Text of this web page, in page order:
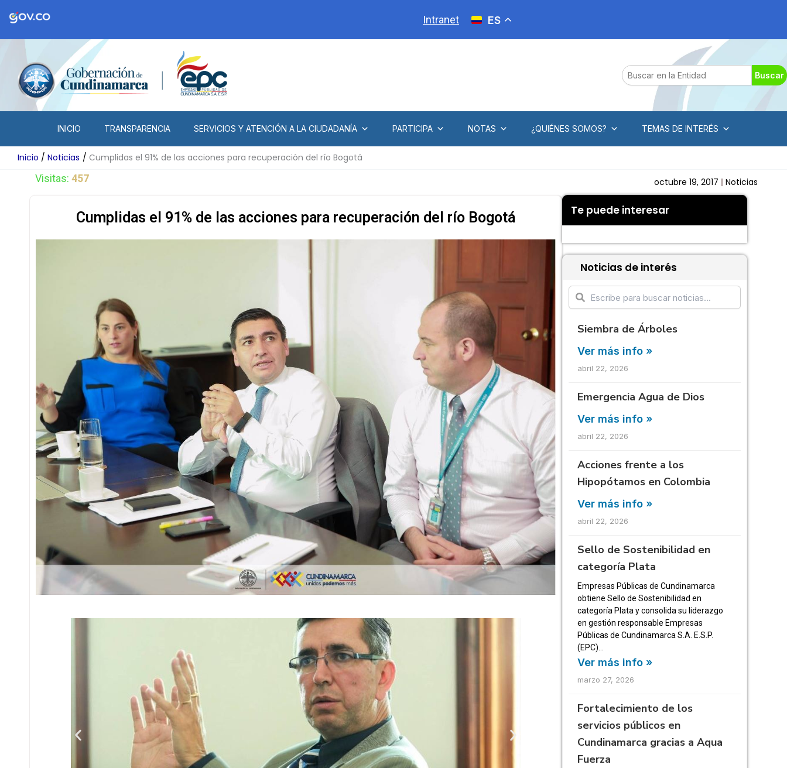
contenido
Intranet ES
Search Buscar
INICIO TRANSPARENCIA SERVICIOS Y ATENCIÓN A LA CIUDADANÍA PARTICIPA NOTAS ¿QUIÉNES SOMOS? TEMAS DE INTERÉS
Inicio Noticias Cumplidas el 91% de las acciones para recuperación del río Bogotá
Visitas: 457 octubre 19, 2017 Noticias
Cumplidas el 91% de las acciones para recuperación del río Bogotá Te puede interesar
Noticias de interés
Siembra de Árboles
Ver más info »
abril 22, 2026
Emergencia Agua de Dios
Ver más info »
abril 22, 2026
Acciones frente a los
Hipopótamos en Colombia
Ver más info »
abril 22, 2026
Sello de Sostenibilidad en
categoría Plata
Empresas Públicas de Cundinamarca
obtiene Sello de Sostenibilidad en
categoría Plata y consolida su liderazgo
en gestión responsable Empresas
Públicas de Cundinamarca S.A. E.S.P.
(EPC)…
Ver más info »
marzo 27, 2026
Fortalecimiento de los
servicios públicos en
Cundinamarca gracias a Aqua
Fuerza